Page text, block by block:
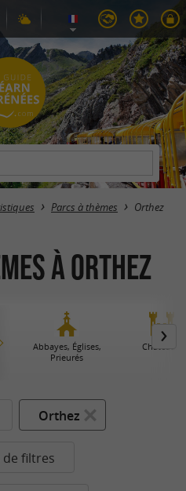
Parcs à thèmes Orthez
à Orthez
Abbayes, Églises,
Prieurés
Châteaux
Orthez
de filtres